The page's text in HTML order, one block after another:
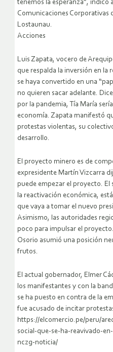
tenemos la esperanza”, indicó
Comunicaciones Corporativas
Lostaunau.
Acciones
Luis Zapata, vocero de
que respalda la inversión en
se haya convertido en una
no quieren sacar adelante.
por la pandemia, Tía María
economía. Zapata manifestó
protestas violentas, su
desarrollo.
El proyecto minero es de
expresidente Martín Vizcarra
puede empezar el proyecto. El
la reactivación económica,
que vaya a tomar el nuevo
Asimismo, las autoridades
poco para impulsar el
Osorio asumió una posición
frutos.
El actual gobernador, Elmer
los manifestantes y con la
se ha puesto en contra de la
fue acusado de incitar
https://elcomercio.pe/peru/
social-que-se-ha-reavivado-
nczg-noticia/